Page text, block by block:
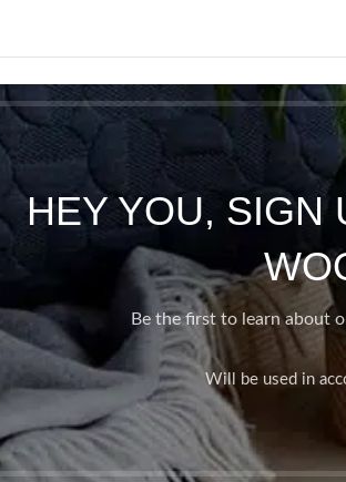
HEY YOU, SIGN
Be the first to learn about
Will be used in